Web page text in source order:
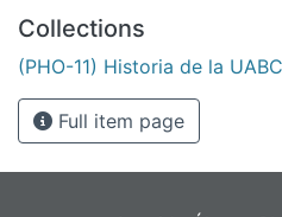
Collections
(PHO-11) Historia de la UABC
Full item page